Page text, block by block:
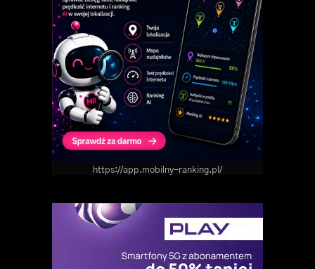
https://app.mobilny-ranking.pl/